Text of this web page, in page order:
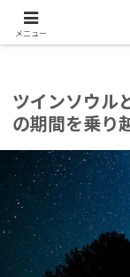
ホーム 復縁
ツインソウル
の期間を乗り
メニュー